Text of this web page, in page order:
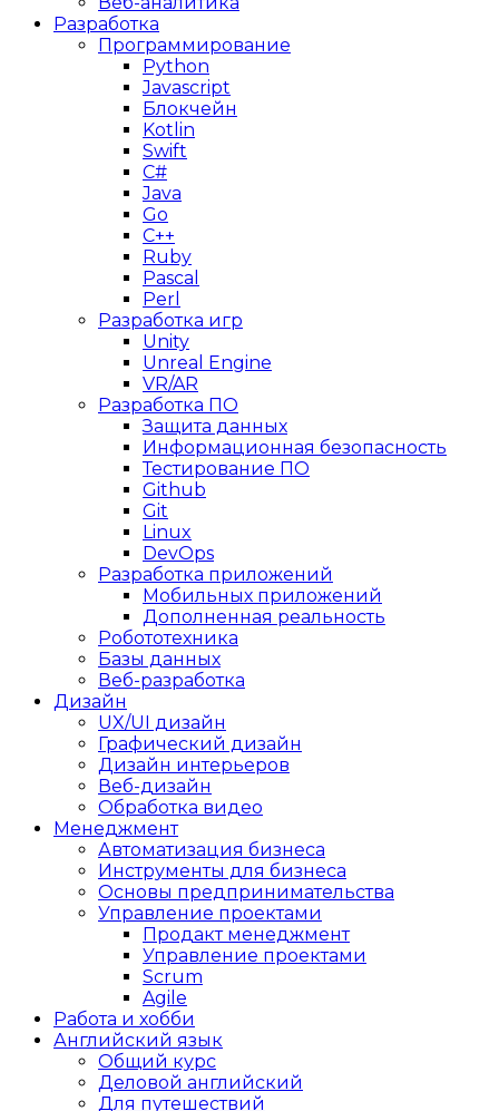
Разработка
Программирование
Python
Javascript
Блокчейн
Kotlin
Swift
C#
Java
Go
C++
Ruby
Pascal
Perl
Разработка игр
Unity
Unreal Engine
VR/AR
Разработка ПО
Защита данных
Информационная безопасность
Тестирование ПО
Github
Git
Linux
DevOps
Разработка приложений
Мобильных приложений
Дополненная реальность
Робототехника
Базы данных
Веб-разработка
Дизайн
UX/UI дизайн
Графический дизайн
Дизайн интерьеров
Веб-дизайн
Обработка видео
Менеджмент
Автоматизация бизнеса
Инструменты для бизнеса
Основы предпринимательства
Управление проектами
Продакт менеджмент
Управление проектами
Scrum
Agile
Работа и хобби
Английский язык
Общий курс
Деловой английский
Для путешествий